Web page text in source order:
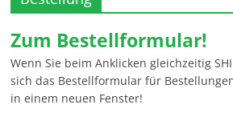
Zum Bestellformular!
Wenn Sie beim Anklicken gleichzeitig
sich das Bestellformular für
in einem neuen Fenster!